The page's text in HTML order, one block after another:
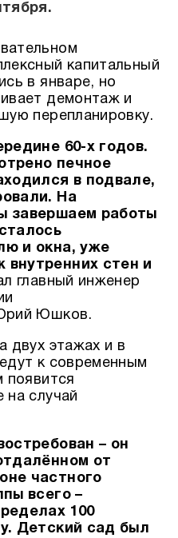
капитальный
в январе, но
демонтаж и
перепланировку.
60-х годов.
печное
в подвале,
На
завершаем работы
и окна, уже
стен и
главный инженер
Юшков.
двух этажах и в
к современным
появится
на случай
– он
от
частного
всего –
100
Детский сад был